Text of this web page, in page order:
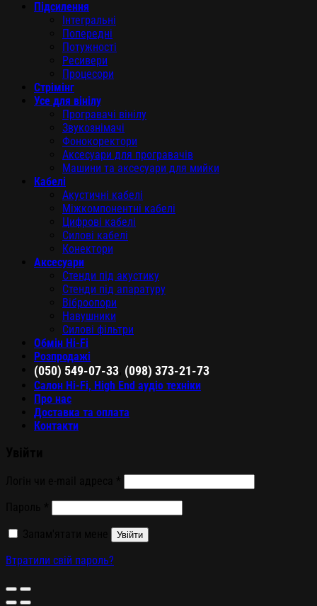
Підсилення
Інтегральні
Попередні
Потужності
Ресивери
Процесори
Стрімінг
Усе для вінілу
Програвачі вінілу
Звукознімачі
Фонокоректори
Аксесуари для програвачів
Машини та аксесуари для мийки
Кабелі
Акустичні кабелі
Міжкомпонентні кабелі
Цифрові кабелі
Силові кабелі
Конектори
Аксесуари
Стенди під акустику
Стенди під апаратуру
Віброопори
Навушники
Силові фільтри
Обмін Hi-Fi
Розпродажі
(050) 549-07-33 (098) 373-21-73
Салон Hi-Fi, High End аудіо техніки
Про нас
Доставка та оплата
Контакти
Увійти
Втратили свій пароль?